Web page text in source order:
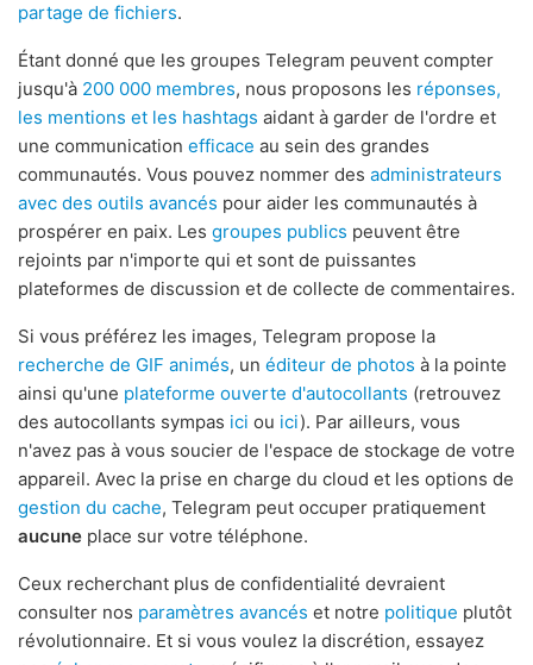
partage de fichiers.
Étant donné que les groupes Telegram peuvent compter
jusqu'à 200 000 membres, nous proposons les réponses,
les mentions et les hashtags aidant à garder de l'ordre et
une communication efficace au sein des grandes
communautés. Vous pouvez nommer des administrateurs
avec des outils avancés pour aider les communautés à
prospérer en paix. Les groupes publics peuvent être
rejoints par n'importe qui et sont de puissantes
plateformes de discussion et de collecte de commentaires.
Si vous préférez les images, Telegram propose la
recherche de GIF animés, un éditeur de photos à la pointe
ainsi qu'une plateforme ouverte d'autocollants (retrouvez
des autocollants sympas ici ou ici). Par ailleurs, vous
n'avez pas à vous soucier de l'espace de stockage de votre
appareil. Avec la prise en charge du cloud et les options de
gestion du cache, Telegram peut occuper pratiquement
aucune place sur votre téléphone.
Ceux recherchant plus de confidentialité devraient
consulter nos paramètres avancés et notre politique plutôt
révolutionnaire. Et si vous voulez la discrétion, essayez